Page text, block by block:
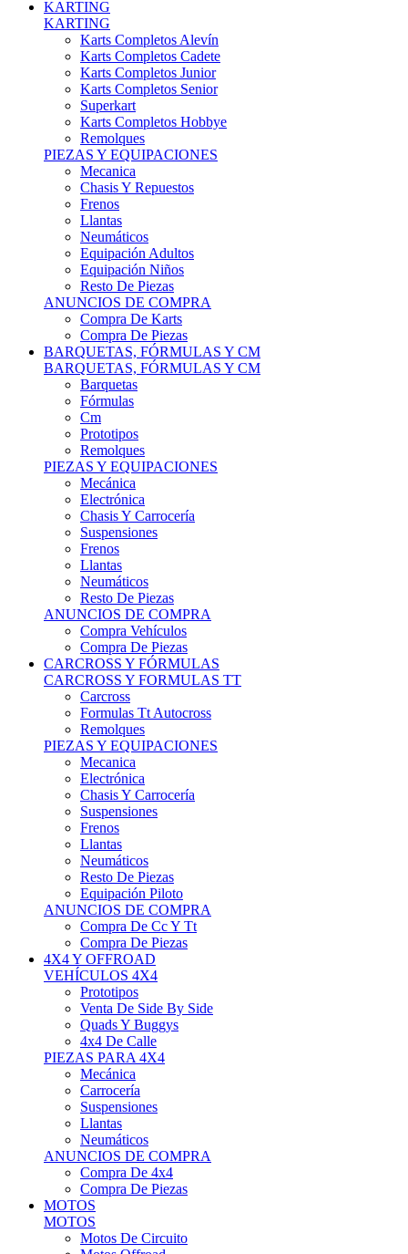
KARTING
KARTING
Karts Completos Alevín
Karts Completos Cadete
Karts Completos Junior
Karts Completos Senior
Superkart
Karts Completos Hobbye
Remolques
PIEZAS Y EQUIPACIONES
Mecanica
Chasis Y Repuestos
Frenos
Llantas
Neumáticos
Equipación Adultos
Equipación Niños
Resto De Piezas
ANUNCIOS DE COMPRA
Compra De Karts
Compra De Piezas
BARQUETAS, FÓRMULAS Y CM
BARQUETAS, FÓRMULAS Y CM
Barquetas
Fórmulas
Cm
Prototipos
Remolques
PIEZAS Y EQUIPACIONES
Mecánica
Electrónica
Chasis Y Carrocería
Suspensiones
Frenos
Llantas
Neumáticos
Resto De Piezas
ANUNCIOS DE COMPRA
Compra Vehículos
Compra De Piezas
CARCROSS Y FÓRMULAS
CARCROSS Y FORMULAS TT
Carcross
Formulas Tt Autocross
Remolques
PIEZAS Y EQUIPACIONES
Mecanica
Electrónica
Chasis Y Carrocería
Suspensiones
Frenos
Llantas
Neumáticos
Resto De Piezas
Equipación Piloto
ANUNCIOS DE COMPRA
Compra De Cc Y Tt
Compra De Piezas
4X4 Y OFFROAD
VEHÍCULOS 4X4
Prototipos
Venta De Side By Side
Quads Y Buggys
4x4 De Calle
PIEZAS PARA 4X4
Mecánica
Carrocería
Suspensiones
Llantas
Neumáticos
ANUNCIOS DE COMPRA
Compra De 4x4
Compra De Piezas
MOTOS
MOTOS
Motos De Circuito